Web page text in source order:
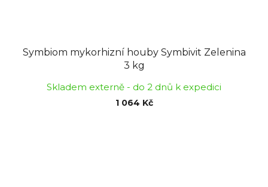
Symbiom mykorhizní houby Symbivit Zelenina
3 kg
Skladem externě - do 2 dnů k expedici
1 064 Kč